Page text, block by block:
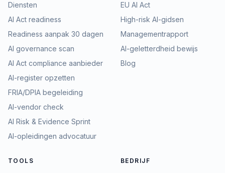
Diensten
AI Act readiness
Readiness aanpak 30 dagen
AI governance scan
AI Act compliance aanbieder
AI-register opzetten
FRIA/DPIA begeleiding
AI-vendor check
AI Risk & Evidence Sprint
AI-opleidingen advocatuur
EU AI Act
High-risk AI-gidsen
Managementrapport
AI-geletterdheid bewijs
Blog
TOOLS BEDRIJF